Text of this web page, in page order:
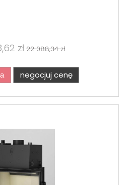
zł 22 088,34 zł
negocjuj cenę